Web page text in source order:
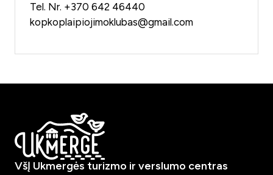
Tel. Nr. +370 642 46440
kopkoplaipiojimoklubas@gmail.com
VšĮ Ukmergės turizmo ir verslumo centras